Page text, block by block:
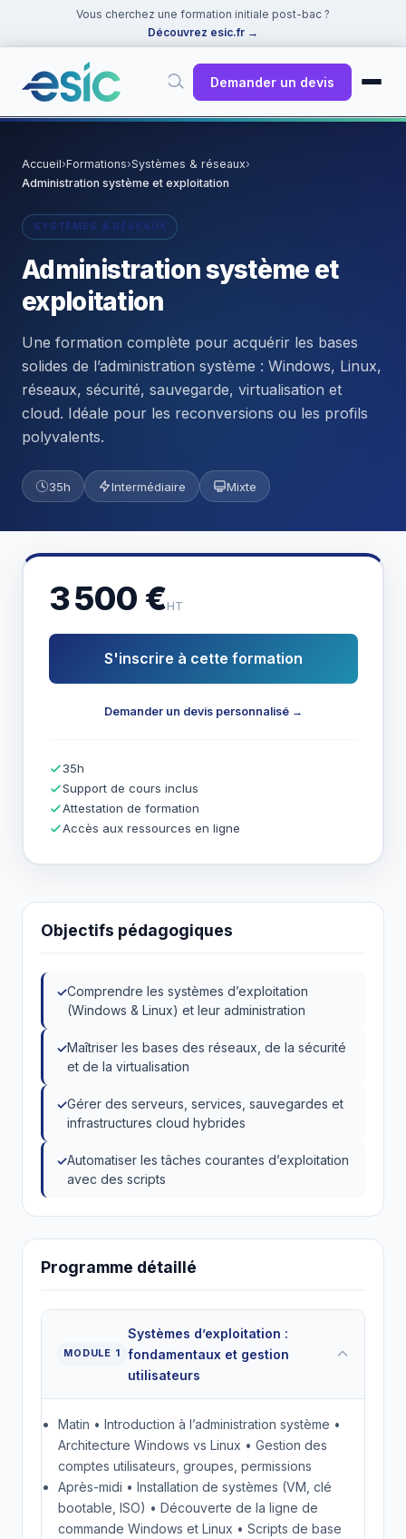
Vous cherchez une formation initiale post-bac ?
Découvrez esic.fr →
Demander un devis
Docker
Accueil›Formations›Systèmes & réseaux›
Administration système et exploitation
SYSTÈMES & RÉSEAUX
Administration système et
exploitation
Une formation complète pour acquérir les bases
solides de l’administration système : Windows, Linux,
réseaux, sécurité, sauvegarde, virtualisation et
cloud. Idéale pour les reconversions ou les profils
polyvalents.
35h Intermédiaire Mixte
Objectifs pédagogiques
Comprendre les systèmes d’exploitation
(Windows & Linux) et leur administration
Maîtriser les bases des réseaux, de la sécurité
et de la virtualisation
Gérer des serveurs, services, sauvegardes et
infrastructures cloud hybrides
Automatiser les tâches courantes d’exploitation
avec des scripts
Programme détaillé
MODULE 1
Systèmes d’exploitation :
fondamentaux et gestion
utilisateurs
Matin • Introduction à l’administration système •
Architecture Windows vs Linux • Gestion des
comptes utilisateurs, groupes, permissions
Après-midi • Installation de systèmes (VM, clé
bootable, ISO) • Découverte de la ligne de
commande Windows et Linux • Scripts de base
3 500 €HT
S'inscrire à cette formation
Demander un devis personnalisé →
35h
Support de cours inclus
Attestation de formation
Accès aux ressources en ligne